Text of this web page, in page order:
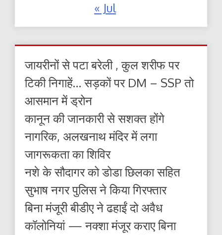
« Jul
जायरीनों से पटा बरेली , कुल शरीफ पर
टिकी निगाहें… सड़कों पर DM – SSP तो
आसमान में ड्रोन
कानून की जानकारी से सशक्त होंगे
नागरिक, अलखनाथ मंदिर में लगा
जागरूकता का शिविर
नशे के सौदागर को डोडा छिलका सहित
सुभाष नगर पुलिस ने किया गिरफ्तार
बिना मंजूरी बीडीए ने ढहाईं दो अवैध
कॉलोनियां — नक्शा मंजूर कराए बिना